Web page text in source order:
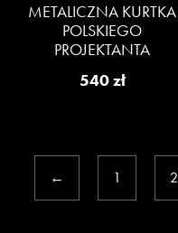
METALICZNA KURTKA
POLSKIEGO
PROJEKTANTA
540zł
← 1 2